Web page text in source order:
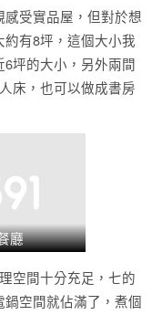
感受實品屋，但對於想
有8坪，這個大小我
坪的大小，另外兩間
床，也可以做成書房
廳
空間十分充足，七的
空間就佔滿了，煮個